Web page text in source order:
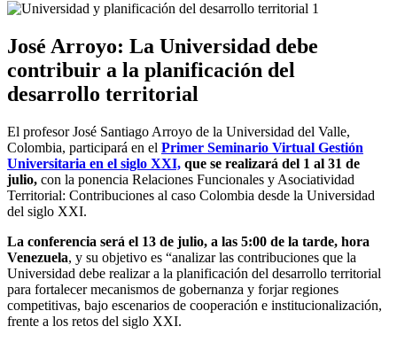
José Arroyo: La Universidad debe
contribuir a la planificación del
desarrollo territorial
El profesor José Santiago Arroyo de la Universidad del Valle,
Colombia, participará en el Primer Seminario Virtual Gestión
Universitaria en el siglo XXI, que se realizará del 1 al 31 de
julio, con la ponencia Relaciones Funcionales y Asociatividad
Territorial: Contribuciones al caso Colombia desde la Universidad
del siglo XXI.
La conferencia será el 13 de julio, a las 5:00 de la tarde, hora
Venezuela, y su objetivo es “analizar las contribuciones que la
Universidad debe realizar a la planificación del desarrollo territorial
para fortalecer mecanismos de gobernanza y forjar regiones
competitivas, bajo escenarios de cooperación e institucionalización,
frente a los retos del siglo XXI.